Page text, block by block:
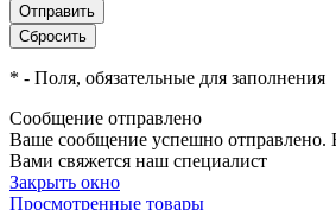
* - Поля, обязательные для заполнения
Сообщение отправлено
Ваше сообщение успешно отправлено.
Вами свяжется наш специалист
Закрыть окно
Просмотренные товары